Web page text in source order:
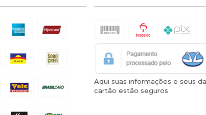
Aqui suas informações e seus
cartão estão seguros